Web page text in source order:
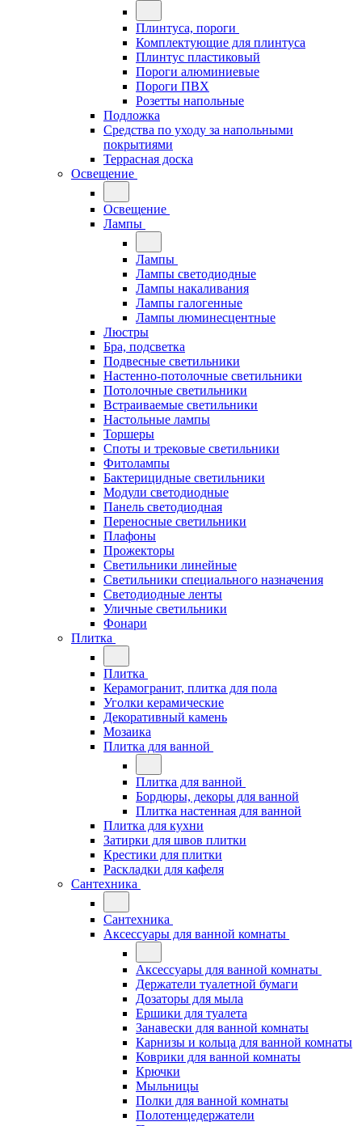
Плинтуса, пороги
Комплектующие для плинтуса
Плинтус пластиковый
Пороги алюминиевые
Пороги ПВХ
Розетты напольные
Подложка
Средства по уходу за напольными
покрытиями
Террасная доска
Освещение
Освещение
Лампы
Лампы
Лампы светодиодные
Лампы накаливания
Лампы галогенные
Лампы люминесцентные
Люстры
Бра, подсветка
Подвесные светильники
Настенно-потолочные светильники
Потолочные светильники
Встраиваемые светильники
Настольные лампы
Торшеры
Споты и трековые светильники
Фитолампы
Бактерицидные светильники
Модули светодиодные
Панель светодиодная
Переносные светильники
Плафоны
Прожекторы
Светильники линейные
Светильники специального назначения
Светодиодные ленты
Уличные светильники
Фонари
Плитка
Плитка
Керамогранит, плитка для пола
Уголки керамические
Декоративный камень
Мозаика
Плитка для ванной
Плитка для ванной
Бордюры, декоры для ванной
Плитка настенная для ванной
Плитка для кухни
Затирки для швов плитки
Крестики для плитки
Раскладки для кафеля
Сантехника
Сантехника
Аксессуары для ванной комнаты
Аксессуары для ванной комнаты
Держатели туалетной бумаги
Дозаторы для мыла
Ершики для туалета
Занавески для ванной комнаты
Карнизы и кольца для ванной комнаты
Коврики для ванной комнаты
Крючки
Мыльницы
Полки для ванной комнаты
Полотенцедержатели